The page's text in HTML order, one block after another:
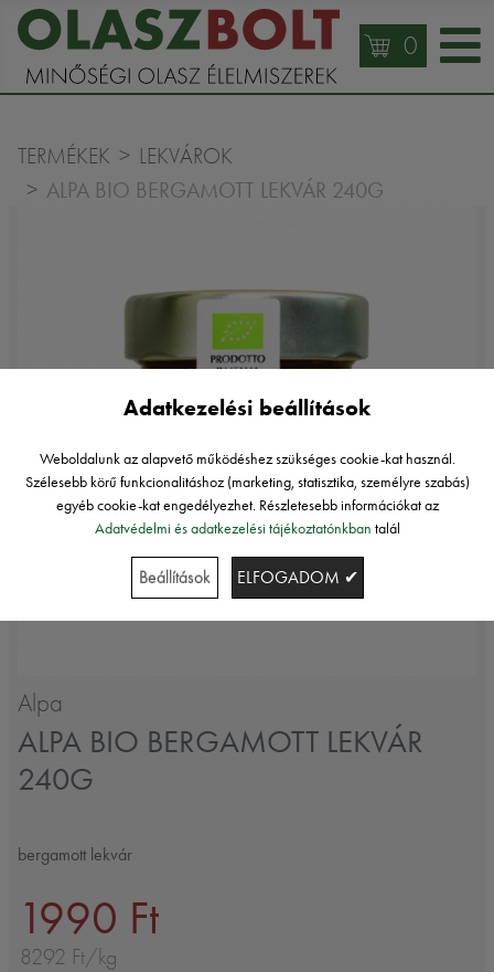
0
TERMÉKEK LEKVÁROK
ALPA BIO BERGAMOTT LEKVÁR 240G
Alpa
ALPA BIO BERGAMOTT LEKVÁR
240G
bergamott lekvár
1990 Ft
8292 Ft/kg
Adatkezelési beállítások
Weboldalunk az alapvető működéshez szükséges cookie-kat használ.
Szélesebb körű funkcionalitáshoz (marketing, statisztika, személyre szabás)
egyéb cookie-kat engedélyezhet. Részletesebb információkat az
Adatvédelmi és adatkezelési tájékoztatónkban talál
Beállítások ELFOGADOM ✔